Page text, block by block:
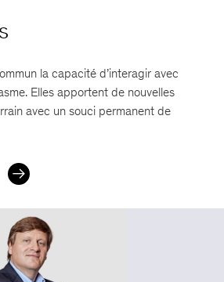
la capacité d’interagir avec
Elles apportent de nouvelles
avec un souci permanent de